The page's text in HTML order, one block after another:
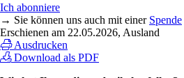
Ich abonniere
→ Sie können uns auch mit einer Spende
Erschienen am 22.05.2026, Ausland
Ausdrucken
Download als PDF